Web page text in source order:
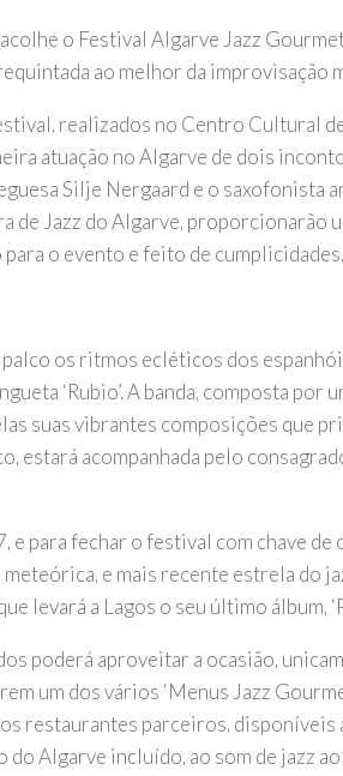
o Festival Algarve Jazz
ao melhor da improvisação
realizados no Centro Cultural
atuação no Algarve de dois
Silje Nergaard e o saxofonista
de Jazz do Algarve, proporcionarão
o evento e feito de cumplicidades.
palco os ritmos ecléticos dos
‘Rubio’. A banda, composta por
suas vibrantes composições que
estará acompanhada pelo
e para fechar o festival com chave de
e mais recente estrela do
levará a Lagos o seu último álbum,
poderá aproveitar a ocasião,
um dos vários ‘Menus Jazz
restaurantes parceiros, disponíveis
do Algarve incluído, ao som de jazz